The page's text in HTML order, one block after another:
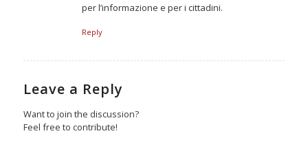
per l’informazione e per i cittadini.
Reply
Leave a Reply
Want to join the discussion?
Feel free to contribute!